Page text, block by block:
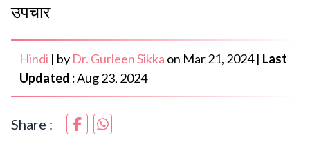
उपचार
Hindi | by Dr. Gurleen Sikka on Mar 21, 2024 | Last
Updated :Aug 23, 2024
Share :